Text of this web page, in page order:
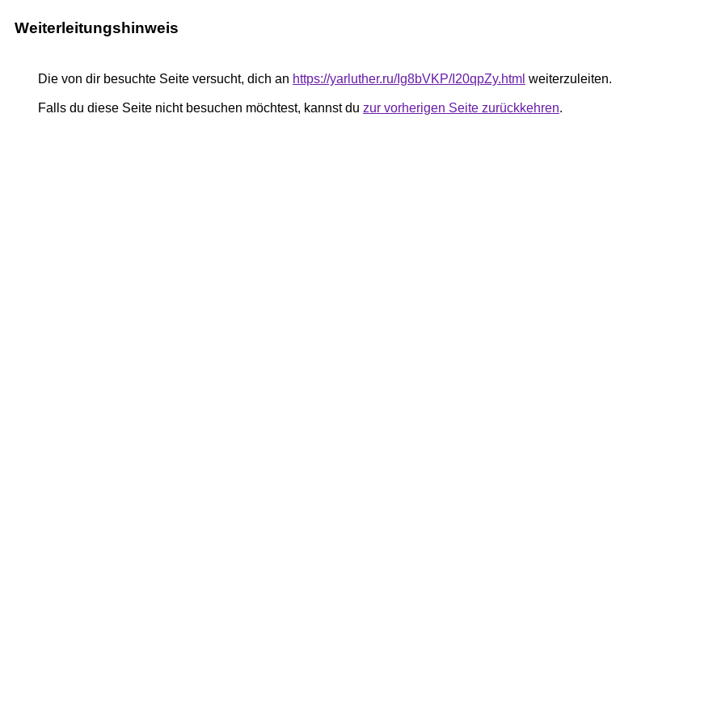
Weiterleitungshinweis
Die von dir besuchte Seite versucht, dich an https://yarluther.ru/Ig8bVKP/I20qpZy.html weiterzuleiten.
Falls du diese Seite nicht besuchen möchtest, kannst du zur vorherigen Seite zurückkehren.